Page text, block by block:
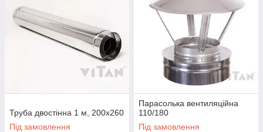
Труба двостінна 1 м, 200х260
Під замовлення
Парасолька вентиляційна
110/180
Під замовлення